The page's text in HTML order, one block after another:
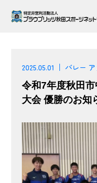
2025.05.01
バレー
令和7年度秋田
大会 優勝のお知